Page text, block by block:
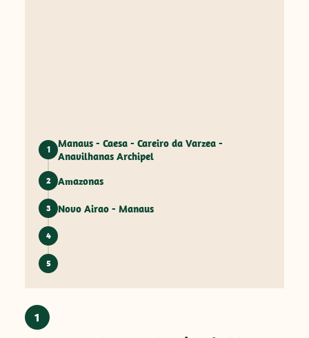
1
Manaus - Caesa - Careiro da Varzea -
Anavilhanas Archipel
2 Amazonas
3 Novo Airao - Manaus
4
5
1